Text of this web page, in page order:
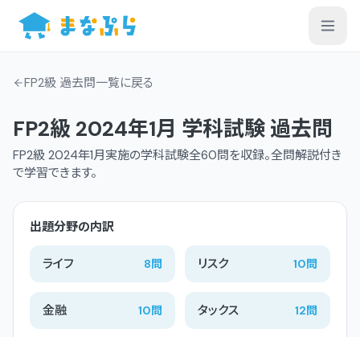
FP2級 過去問一覧に戻る
FP2級 2024年1月 学科試験 過去問
FP2級 2024年1月実施の学科試験全60問を収録。全問解説付き
で学習できます。
出題分野の内訳
ライフ 8問 リスク 10問
金融 10問 タックス 12問